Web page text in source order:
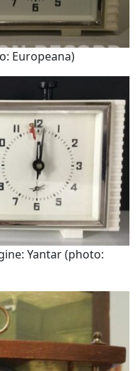
Europeana)
Yantar (photo: